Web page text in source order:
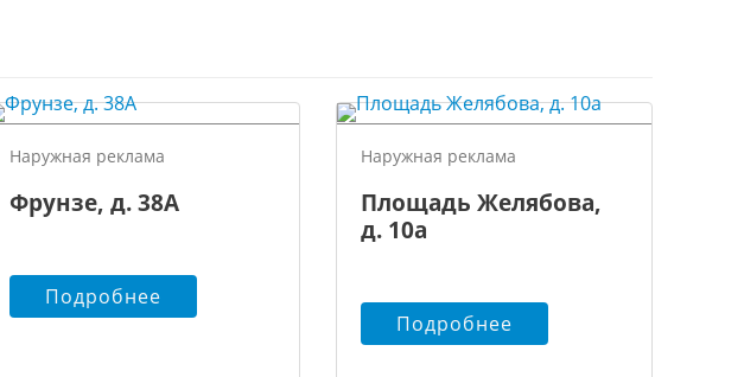
Наружная реклама
Фрунзе, д. 38А
Подробнее
Наружная реклама
Площадь Желябова,
д. 10а
Подробнее